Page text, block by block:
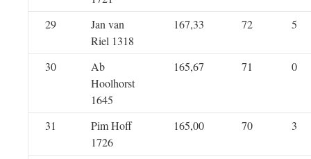
29
Jan van
Riel 1318
167,33 72 5
30
Ab
Hoolhorst
1645
165,67 71 0
31
Pim Hoff
1726
165,00 70 3